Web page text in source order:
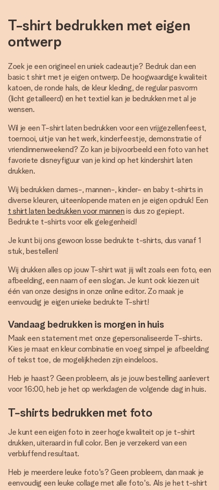
T-shirt bedrukken met eigen
ontwerp
Zoek je een origineel en uniek cadeautje? Bedruk dan een
basic t shirt met je eigen ontwerp. De hoogwaardige kwaliteit
katoen, de ronde hals, de kleur kleding, de regular pasvorm
(licht getailleerd) en het textiel kan je bedrukken met al je
wensen.
Wil je een T-shirt laten bedrukken voor een vrijgezellenfeest,
toernooi, uitje van het werk, kinderfeestje, demonstratie of
vriendinnenweekend? Zo kan je bijvoorbeeld een foto van het
favoriete disneyfiguur van je kind op het kindershirt laten
drukken.
Wij bedrukken dames-, mannen-, kinder- en baby t-shirts in
diverse kleuren, uiteenlopende maten en je eigen opdruk! Een
t shirt laten bedrukken voor mannen is dus zo gepiept.
Bedrukte t-shirts voor elk gelegenheid!
Je kunt bij ons gewoon losse bedrukte t-shirts, dus vanaf 1
stuk, bestellen!
Wij drukken alles op jouw T-shirt wat jij wilt zoals een foto, een
afbeelding, een naam of een slogan. Je kunt ook kiezen uit
één van onze designs in onze online editor. Zo maak je
eenvoudig je eigen unieke bedrukte T-shirt!
Vandaag bedrukken is morgen in huis
Maak een statement met onze gepersonaliseerde T-shirts.
Kies je maat en kleur combinatie en voeg simpel je afbeelding
of tekst toe, de mogelijkheden zijn eindeloos.
Heb je haast? Geen probleem, als je jouw bestelling aanlevert
voor 16:00, heb je het op werkdagen de volgende dag in huis.
T-shirts bedrukken met foto
Je kunt een eigen foto in zeer hoge kwaliteit op je t-shirt
drukken, uiteraard in full color. Ben je verzekerd van een
verbluffend resultaat.
Heb je meerdere leuke foto's? Geen probleem, dan maak je
eenvoudig een leuke collage met alle foto's. Als je het t-shirt